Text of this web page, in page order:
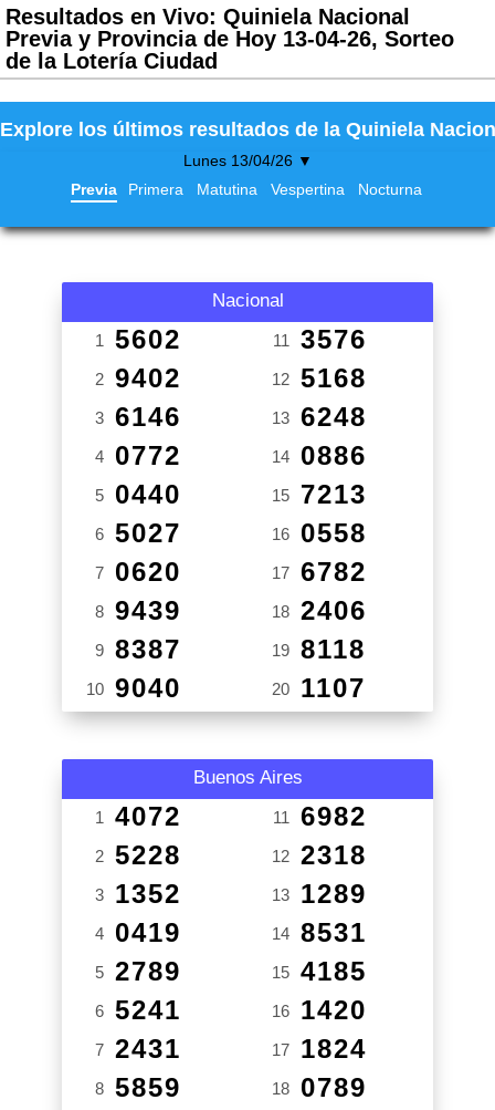
Resultados en Vivo: Quiniela Nacional
Previa y Provincia de Hoy 13-04-26, Sorteo
de la Lotería Ciudad
Explore los últimos resultados de la Quiniela
Lunes 13/04/26 ▼
Previa
Primera Matutina Vespertina Nocturna
Nacional
1 5602
2 9402
3 6146
4 0772
5 0440
6 5027
7 0620
8 9439
9 8387
10 9040
11 3576
12 5168
13 6248
14 0886
15 7213
16 0558
17 6782
18 2406
19 8118
20 1107
Buenos Aires
1 4072
2 5228
3 1352
4 0419
5 2789
6 5241
7 2431
8 5859
11 6982
12 2318
13 1289
14 8531
15 4185
16 1420
17 1824
18 0789